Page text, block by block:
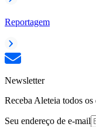
Reportagem
Newsletter
Receba Aleteia todos
Seu endereço de e-mail